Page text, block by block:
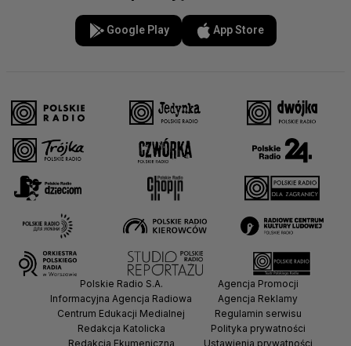
Google Play App Store
Polskie Radio S.A.
Informacyjna Agencja Radiowa
Centrum Edukacji Medialnej
Redakcja Katolicka
Redakcja Ekumeniczna
Agencja Promocji
Agencja Reklamy
Regulamin serwisu
Polityka prywatności
Ustawienia prywatności